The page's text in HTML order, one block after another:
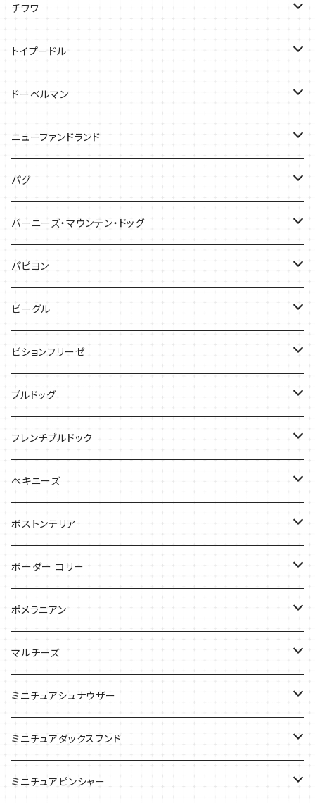
ケース
Tシャツ
バッグ
ケース
チワワ
Tシャツ
キャップ
バッグ
ケース
トイプードル
Tシャツ
バッグ
ケース
ドーベルマン
Tシャツ
バッグ
ケース
ニューファンドランド
Ｔシャツ
バッグ
雑貨
パグ
Tシャツ
バッグ
バーニーズ・マウンテン・ドッグ
Tシャツ
バッグ
ケース
パピヨン
ケース
バッグ
ビーグル
Tシャツ
ケース
バッグ
ビションフリーゼ
Tシャツ
バッグ
ケース
ブルドッグ
Tシャツ
バッグ
ケース
フレンチブルドック
バッグ
ケース
ペキニーズ
ケース
Tシャツ
バッグ
ボストンテリア
Tシャツ
バッグ
ケース
ボーダー コリー
Tシャツ
バッグ
ケース
ポメラニアン
Tシャツ
ケース
バッグ
マルチーズ
ケース
ミニチュアシュナウザー
Tシャツ
バッグ
ミニチュアダックスフンド
Ｔシャツ
ミニチュアピンシャー